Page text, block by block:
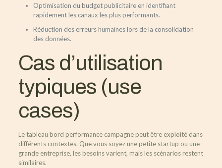
Optimisation du budget publicitaire en identifiant
rapidement les canaux les plus performants.
Réduction des erreurs humaines lors de la consolidation
des données.
Cas d’utilisation
typiques (use
cases)
Le tableau bord performance campagne peut être exploité dans
différents contextes. Que vous soyez une petite startup ou une
grande entreprise, les besoins varient, mais les scénarios restent
similaires.